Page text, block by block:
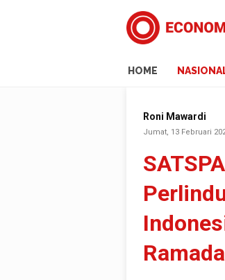
HOME
Roni Mawardi
Jumat, 13 Februari